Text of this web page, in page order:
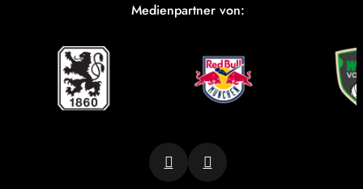
Medienpartner von: